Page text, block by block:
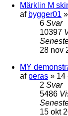
Märklin M
af bygger01 »
6 Svar
10397
28 nov
MY
af peras » 14
2 Svar
5486
15 okt